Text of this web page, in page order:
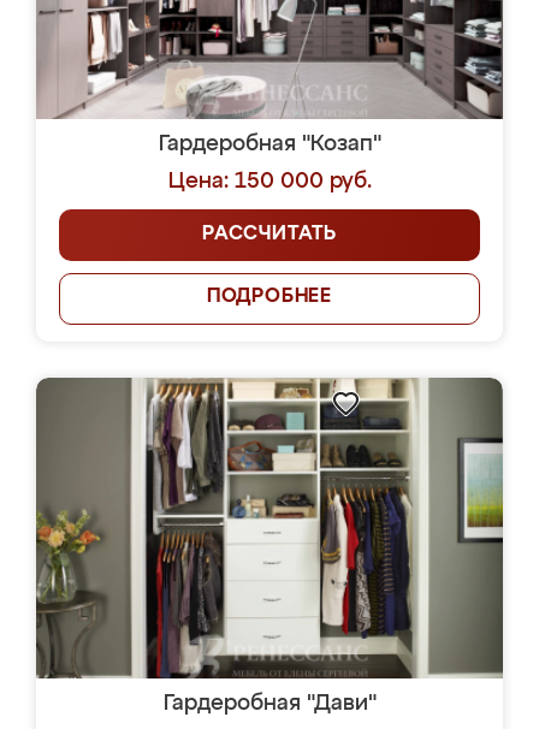
Гардеробная "Козап"
Цена: 150 000 руб.
РАССЧИТАТЬ
ПОДРОБНЕЕ
Гардеробная "Дави"